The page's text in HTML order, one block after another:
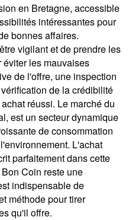
en Bretagne, accessible
intéressantes pour
bonnes affaires.
vigilant et de prendre les
les mauvaises
de l'offre, une inspection
de la crédibilité
réussi. Le marché du
est un secteur dynamique
de consommation
L'achat
parfaitement dans cette
Coin reste une
indispensable de
méthode pour tirer
qu'il offre.